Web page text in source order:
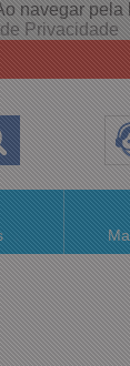
navegar
Privacidade